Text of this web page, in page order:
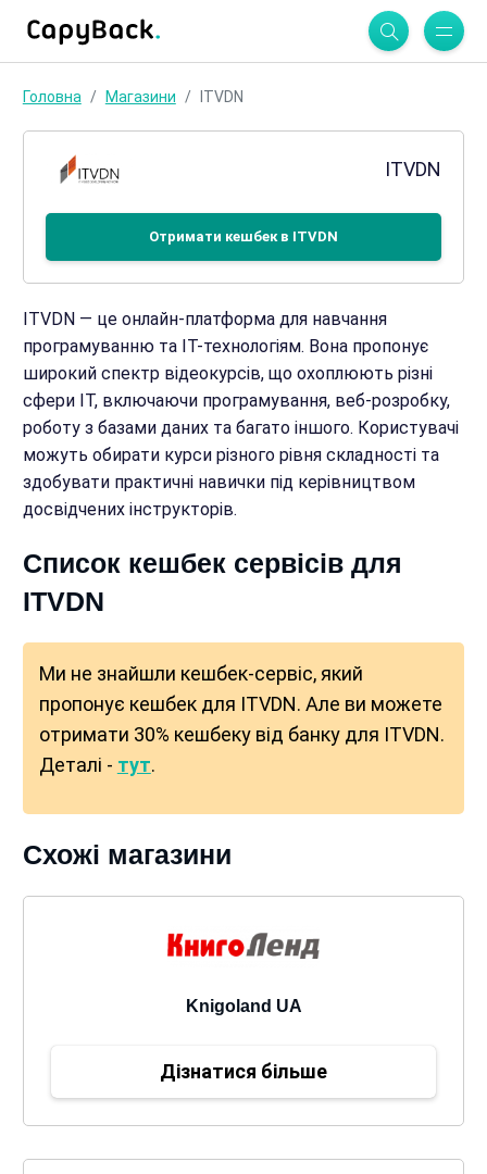
Головна Магазини ITVDN
ITVDN
Отримати кешбек в ITVDN
ITVDN — це онлайн-платформа для навчання
програмуванню та IT-технологіям. Вона пропонує
широкий спектр відеокурсів, що охоплюють різні
сфери IT, включаючи програмування, веб-розробку,
роботу з базами даних та багато іншого. Користувачі
можуть обирати курси різного рівня складності та
здобувати практичні навички під керівництвом
досвідчених інструкторів.
Список кешбек сервісів для
ITVDN
Ми не знайшли кешбек-сервіс, який
пропонує кешбек для ITVDN. Але ви можете
отримати 30% кешбеку від банку для ITVDN.
Деталі - тут.
Схожі магазини
Knigoland UA
Дізнатися більше